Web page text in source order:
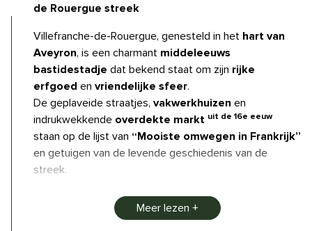
de Rouergue streek
Villefranche-de-Rouergue, genesteld in het hart van
Aveyron, is een charmant middeleeuws
bastidestadje dat bekend staat om zijn rijke
erfgoed en vriendelijke sfeer.
Meer lezen
De geplaveide straatjes, vakwerkhuizen en
indrukwekkende overdekte markt uit de 16e eeuw
staan op de lijst van “Mooiste omwegen in Frankrijk”
en getuigen van de levende geschiedenis van de
streek.
de Place Notre-Dame, waar de gotische
architectuur van de kerk en de levendige cafés een